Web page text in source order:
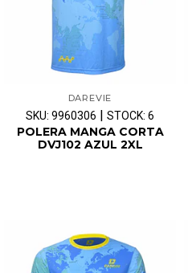
DAREVIE
SKU: 9960306 | STOCK: 6
POLERA MANGA CORTA
DVJ102 AZUL 2XL